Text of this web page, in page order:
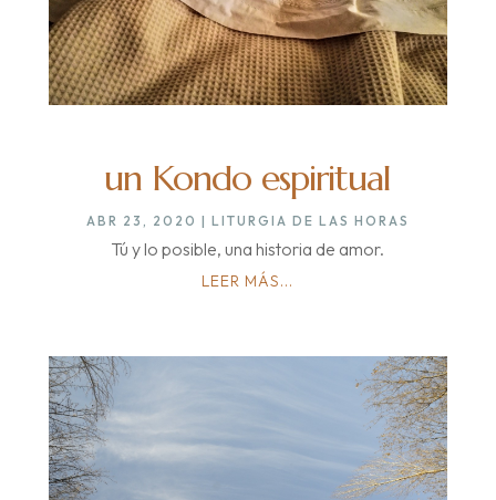
un Kondo espiritual
ABR 23, 2020 | LITURGIA DE LAS HORAS
Tú y lo posible, una historia de amor.
LEER MÁS...